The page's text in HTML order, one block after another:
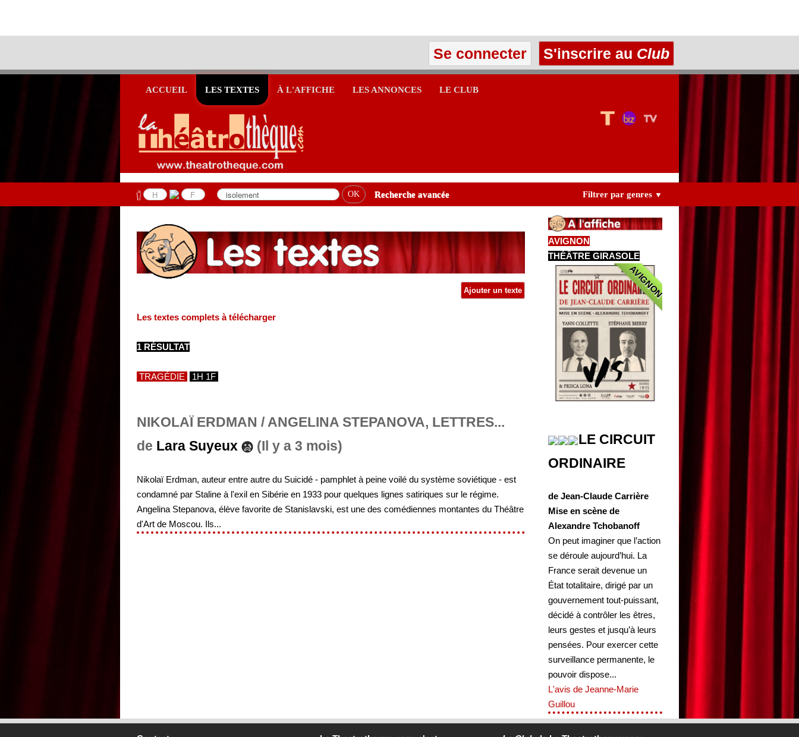
Se connecter S'inscrire au Club
ACCUEIL LES TEXTES À L'AFFICHE LES ANNONCES LE CLUB
Recherche avancée Filtrer par genres ▼
Ajouter un texte
Les textes complets à télécharger
1 RÉSULTAT
TRAGÉDIE 1H 1F
NIKOLAÏ ERDMAN / ANGELINA STEPANOVA, LETTRES...
de Lara Suyeux (Il y a 3 mois)
Nikolaï Erdman, auteur entre autre du Suicidé - pamphlet à peine voilé du système soviétique - est
condamné par Staline à l'exil en Sibérie en 1933 pour quelques lignes satiriques sur le régime.
Angelina Stepanova, élève favorite de Stanislavski, est une des comédiennes montantes du Théâtre
d'Art de Moscou. Ils...
AVIGNON
THÉÂTRE GIRASOLE
AVIGNON
LE CIRCUIT
ORDINAIRE
de Jean-Claude Carrière
Mise en scène de
Alexandre Tchobanoff
On peut imaginer que l’action
se déroule aujourd’hui. La
France serait devenue un
État totalitaire, dirigé par un
gouvernement tout-puissant,
décidé à contrôler les êtres,
leurs gestes et jusqu’à leurs
pensées. Pour exercer cette
surveillance permanente, le
pouvoir dispose...
L'avis de Jeanne-Marie
Guillou